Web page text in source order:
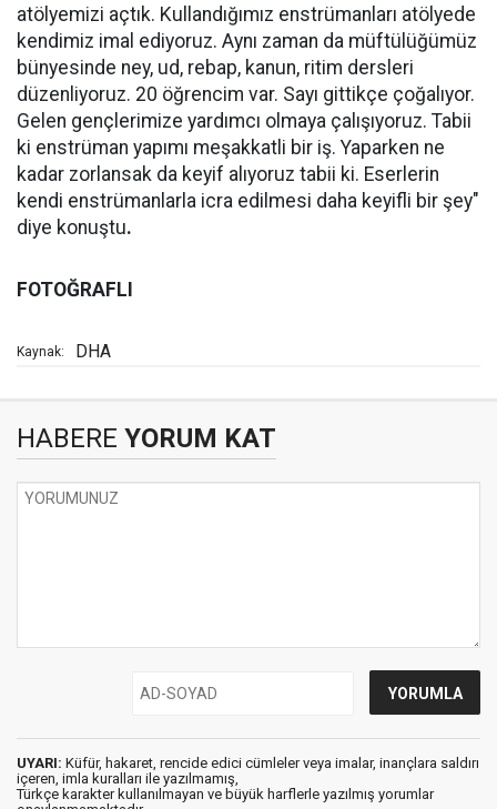
atölyemizi açtık. Kullandığımız enstrümanları atölyede
kendimiz imal ediyoruz. Aynı zaman da müftülüğümüz
bünyesinde ney, ud, rebap, kanun, ritim dersleri
düzenliyoruz. 20 öğrencim var. Sayı gittikçe çoğalıyor.
Gelen gençlerimize yardımcı olmaya çalışıyoruz. Tabii
ki enstrüman yapımı meşakkatli bir iş. Yaparken ne
kadar zorlansak da keyif alıyoruz tabii ki. Eserlerin
kendi enstrümanlarla icra edilmesi daha keyifli bir şey"
diye konuştu.
FOTOĞRAFLI
Kaynak: DHA
HABERE YORUM KAT
UYARI: Küfür, hakaret, rencide edici cümleler veya imalar, inançlara saldırı
içeren, imla kuralları ile yazılmamış,
Türkçe karakter kullanılmayan ve büyük harflerle yazılmış yorumlar